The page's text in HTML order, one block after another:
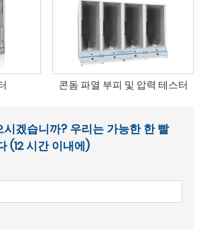
콘돔 파열 부피 및 압력 테스터
시겠습니까? 우리는 가능한 한 빨
(12 시간 이내에)